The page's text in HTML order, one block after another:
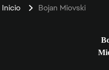
Inicio Bojan Miovski